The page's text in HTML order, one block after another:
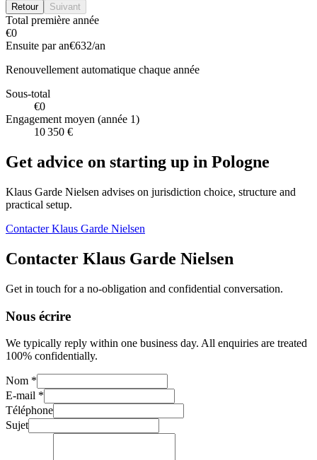
Retour
Suivant
Total première année
€0
Ensuite par an€632/an
Renouvellement automatique chaque année
Sous-total
€0
Engagement moyen (année 1)
10 350 €
Get advice on starting up in Pologne
Klaus Garde Nielsen advises on jurisdiction choice, structure and
practical setup.
Contacter Klaus Garde Nielsen
Contacter Klaus Garde Nielsen
Get in touch for a no-obligation and confidential conversation.
Nous écrire
We typically reply within one business day. All enquiries are treated
100% confidentially.
Nom *
E-mail *
Téléphone
Sujet